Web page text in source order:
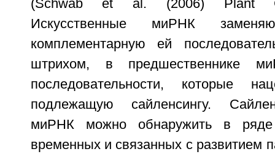
(Schwab et al. (2006) Plant
Искусственные миРНК
комплементарную ей
штрихом, в предшественнике
последовательности, которые
подлежащую сайленсингу.
миРНК можно обнаружить в ряде
временных и связанных с развитием